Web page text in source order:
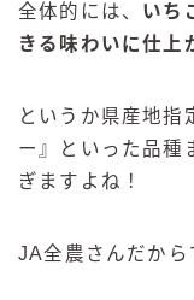
全体的には、 いち
きる味わいに仕上
というか県産地指
ー』といった品種
ぎますよね！
JA全農さんだか